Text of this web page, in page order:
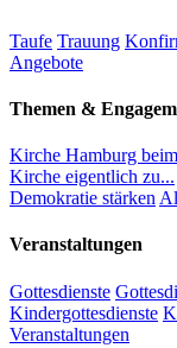
Taufe Trauung
Angebote
Themen &
Kirche Hamburg
Kirche eigentlich zu...
Demokratie stärken
Veranstaltungen
Gottesdienste
Kindergottesdienste
Veranstaltungen